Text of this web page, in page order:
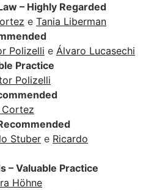
– Highly Regarded
e Tania Liberman
Polizelli e Álvaro Lucasechi
Practice
Polizelli
Stuber e Ricardo
– Valuable Practice
Höhne